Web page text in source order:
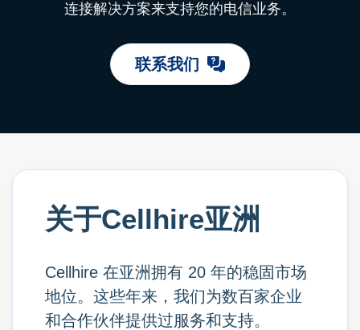
连接解决方案来支持您的电信业务。
联系我们
关于Cellhire亚洲
Cellhire 在亚洲拥有 20 年的稳固市场
地位。这些年来，我们为数百家企业
和合作伙伴提供过服务和支持。